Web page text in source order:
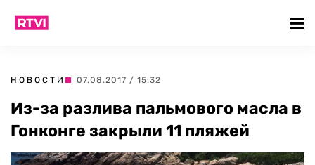
НОВОСТИ | 07.08.2017 / 15:32
Из-за разлива пальмового масла в
Гонконге закрыли 11 пляжей